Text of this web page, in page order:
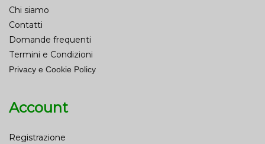
Chi siamo
Contatti
Domande frequenti
Termini e Condizioni
Privacy e Cookie Policy
Account
Registrazione